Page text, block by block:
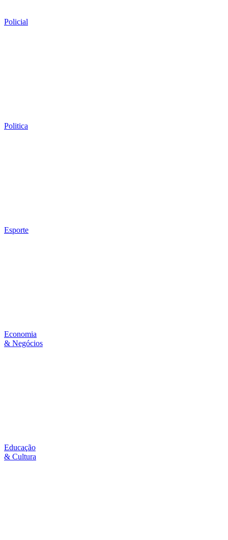
Policial
Politica
Esporte
Economia
& Negócios
Educação
& Cultura